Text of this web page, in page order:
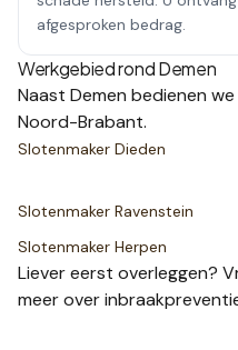
afgesproken bedrag.
Werkgebied rondDemen
Naast Demen bedienen
Noord-Brabant.
Slotenmaker Dieden
Slotenmaker Ravenstein
Slotenmaker Herpen
Liever eerst overleggen?
meer over